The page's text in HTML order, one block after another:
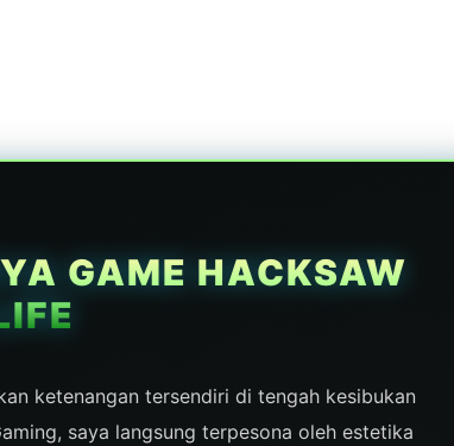
GAME HACKSAW
ketenangan tersendiri di tengah kesibukan
saya langsung terpesona oleh estetika